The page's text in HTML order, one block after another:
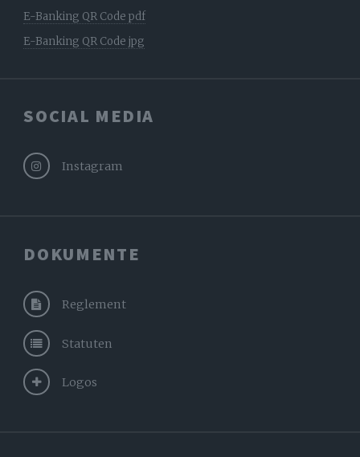
E-Banking QR Code pdf
E-Banking QR Code jpg
SOCIAL MEDIA
Instagram
DOKUMENTE
Reglement
Statuten
Logos